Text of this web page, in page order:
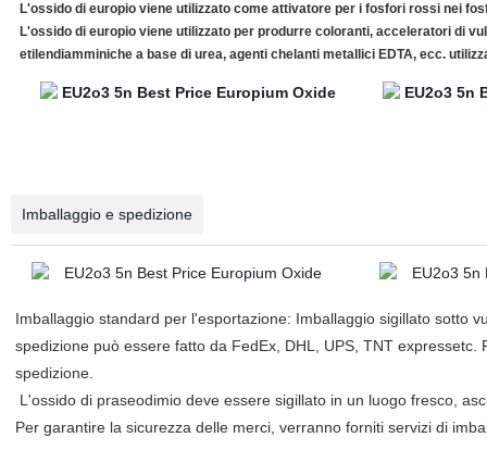
L'ossido di europio viene utilizzato come attivatore per i fosfori rossi nei
L'ossido di europio viene utilizzato per produrre coloranti, acceleratori di
etilendiamminiche a base di urea, agenti chelanti metallici EDTA, ecc.
Imballaggio e spedizione
Imballaggio standard per l'esportazione: Imballaggio sigillato sotto
spedizione può essere fatto da FedEx, DHL, UPS, TNT
spedizione.
L'ossido di praseodimio deve essere sigillato in un luogo fresco,
Per garantire la sicurezza delle merci, verranno forniti servizi di